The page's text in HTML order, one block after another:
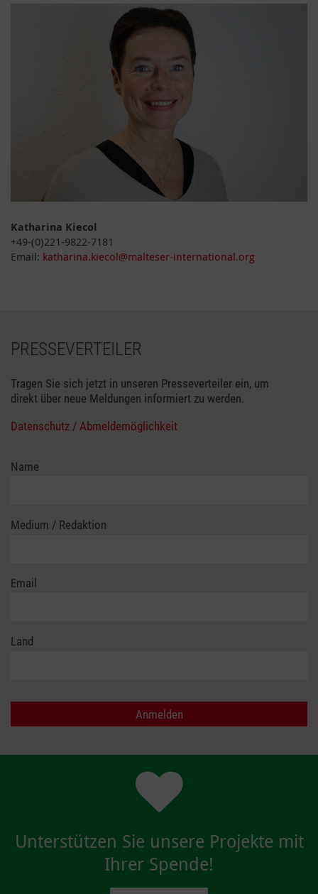
Katharina Kiecol
+49-(0)221-9822-7181
Email: katharina.kiecol@malteser-international.org
PRESSEVERTEILER
Tragen Sie sich jetzt in unseren Presseverteiler ein, um
direkt über neue Meldungen informiert zu werden.
Datenschutz / Abmeldemöglichkeit
Name
Medium / Redaktion
Email
Land
Unterstützen Sie unsere Projekte mit
Ihrer Spende!